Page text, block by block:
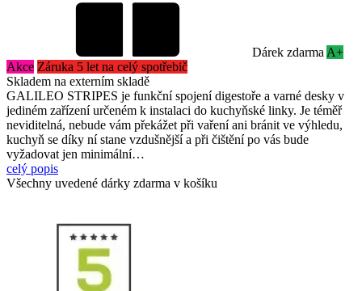
Dárek zdarma A+
Akce Záruka 5 let na celý spotřebič
Skladem na externím skladě
GALILEO STRIPES je funkční spojení digestoře a varné desky v
jediném zařízení určeném k instalaci do kuchyňské linky. Je téměř
neviditelná, nebude vám překážet při vaření ani bránit ve výhledu,
kuchyň se díky ní stane vzdušnější a při čištění po vás bude
vyžadovat jen minimální…
celý popis
Všechny uvedené dárky zdarma v košíku